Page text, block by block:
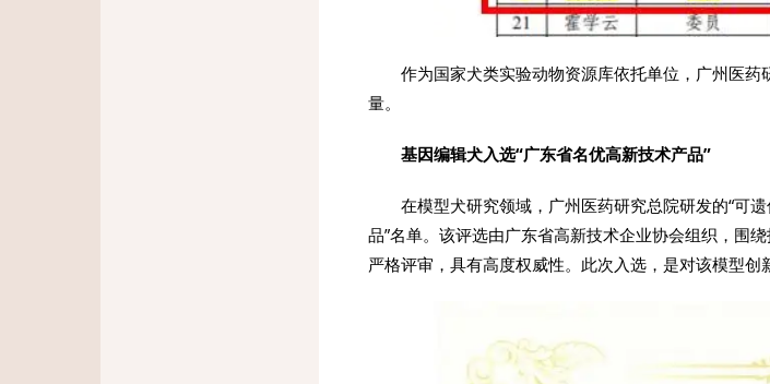
作为国家犬类实验动物资源库依托单位，广州医
量。
基因编辑犬入选“广东省名优高新技术产品”
在模型犬研究领域，广州医药研究总院研发的“可
品”名单。该评选由广东省高新技术企业协会组织，围
严格评审，具有高度权威性。此次入选，是对该模型创